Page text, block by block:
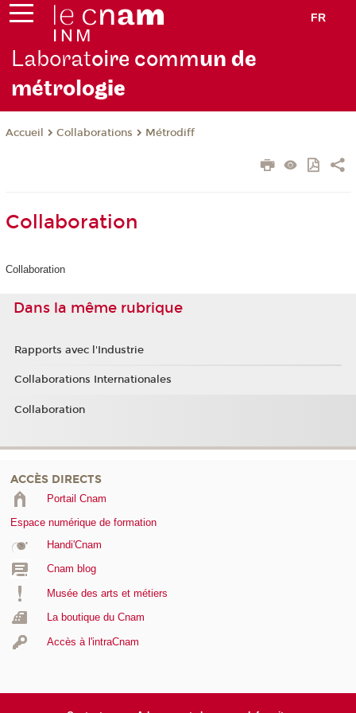
FR
Laboratoire commun de
métrologie
Accueil Collaborations Métrodiff
Collaboration
Collaboration
Dans la même rubrique
Rapports avec l'Industrie
Collaborations Internationales
Collaboration
ACCÈS DIRECTS
Portail Cnam
Espace numérique de formation
Handi'Cnam
Cnam blog
Musée des arts et métiers
La boutique du Cnam
Accès à l'intraCnam